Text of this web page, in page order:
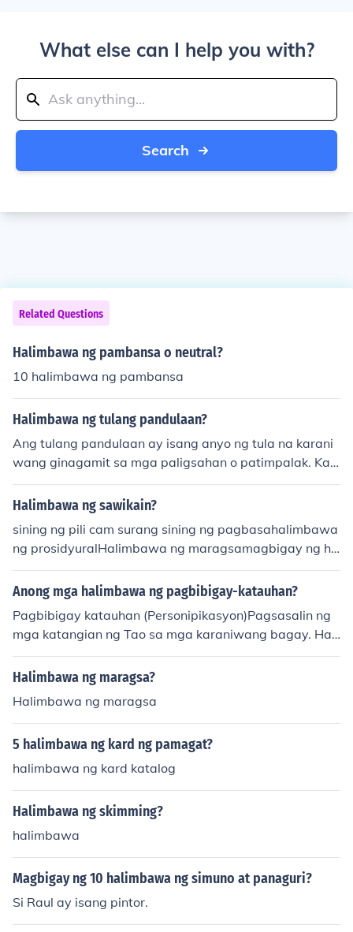
What else can I help you with?
Search
Related Questions
Halimbawa ng pambansa o neutral?
10 halimbawa ng pambansa
Halimbawa ng tulang pandulaan?
Ang tulang pandulaan ay isang anyo ng tula na karani
wang ginagamit sa mga paligsahan o patimpalak. Kar
aniwang ito'y may higit sa isang saknong, may sukat at
tugma, at karaniwang nagtatampok ng pangyayari o k
l, kalikasan, o lipunan. Isang halimbawa ng tulang pand
ulaan ay ang &quot;Florante at Laura&quot; ni Francisc
o Balagtas kung saan ipinapakita ang kagandahan ng
pag-ibig at pagmamahalan.
Halimbawa ng sawikain?
sining ng pili cam surang sining ng pagbasahalimbawa
ng prosidyuralHalimbawa ng maragsamagbigay ng ha
limbawa ng tanka
Anong mga halimbawa ng pagbibigay-katauhan?
Pagbibigay katauhan (Personipikasyon)Pagsasalin ng
mga katangian ng Tao sa mga karaniwang bagay. Hali
mbawa:*Maging ang langit ay lumuha sa kasawian ni
Ambo.*Nahiya ang buwan at nagkanlong sa ulap.
Halimbawa ng maragsa?
Halimbawa ng maragsa
5 halimbawa ng kard ng pamagat?
halimbawa ng kard katalog
Halimbawa ng skimming?
halimbawa
Magbigay ng 10 halimbawa ng simuno at panaguri?
Si Raul ay isang pintor.